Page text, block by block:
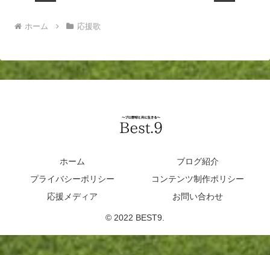
ホーム 応援歌
ホーム
ブログ紹介
プライバシーポリシー
コンテンツ制作ポリシー
応援メディア
お問い合わせ
© 2022 BEST9.